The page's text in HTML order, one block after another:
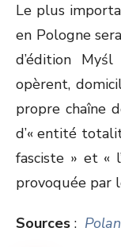
Le plus
en Pologne
d’édition
opèrent,
propre chaîne
d’« entité
fasciste » et «
provoquée par
Sources :